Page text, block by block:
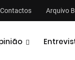
Contactos Arquivo